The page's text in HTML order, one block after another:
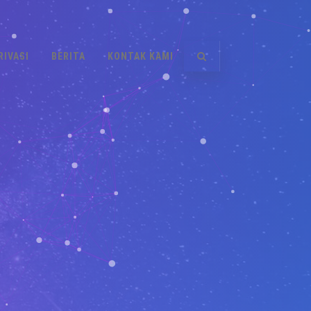
BERITA KONTAK KAMI